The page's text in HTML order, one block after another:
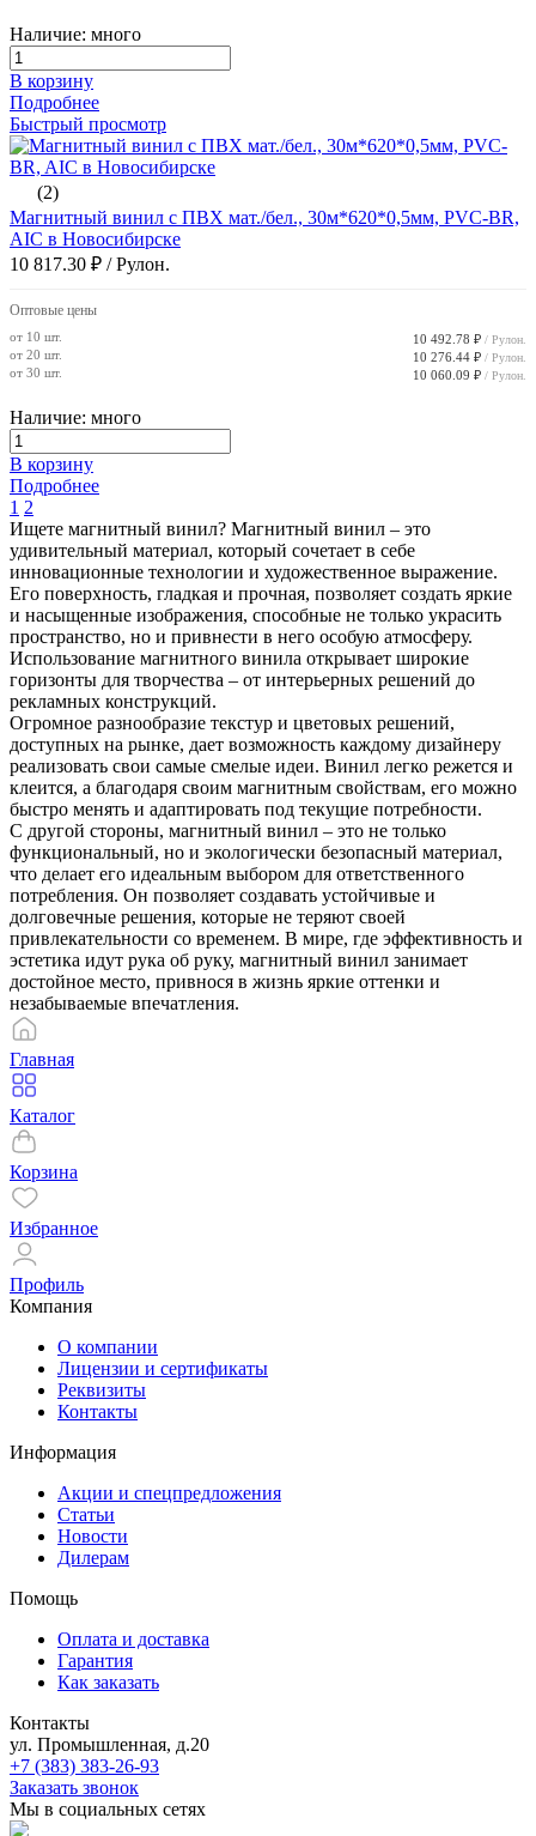
Наличие: много
В корзину
Подробнее
Быстрый просмотр
(2)
Магнитный винил с ПВХ мат./бел., 30м*620*0,5мм, PVC-BR,
AIC в Новосибирске
10 817.30 ₽ / Рулон.
Оптовые цены
от 10 шт. 10 492.78 ₽ / Рулон.
от 20 шт. 10 276.44 ₽ / Рулон.
от 30 шт. 10 060.09 ₽ / Рулон.
Наличие: много
В корзину
Подробнее
1 2
Ищете магнитный винил? Магнитный винил – это
удивительный материал, который сочетает в себе
инновационные технологии и художественное выражение.
Его поверхность, гладкая и прочная, позволяет создать яркие
и насыщенные изображения, способные не только украсить
пространство, но и привнести в него особую атмосферу.
Использование магнитного винила открывает широкие
горизонты для творчества – от интерьерных решений до
рекламных конструкций.
Огромное разнообразие текстур и цветовых решений,
доступных на рынке, дает возможность каждому дизайнеру
реализовать свои самые смелые идеи. Винил легко режется и
клеится, а благодаря своим магнитным свойствам, его можно
быстро менять и адаптировать под текущие потребности.
С другой стороны, магнитный винил – это не только
функциональный, но и экологически безопасный материал,
что делает его идеальным выбором для ответственного
потребления. Он позволяет создавать устойчивые и
долговечные решения, которые не теряют своей
привлекательности со временем. В мире, где эффективность и
эстетика идут рука об руку, магнитный винил занимает
достойное место, привнося в жизнь яркие оттенки и
незабываемые впечатления.
Главная
Каталог
Корзина
Избранное
Профиль
Компания
О компании
Лицензии и сертификаты
Реквизиты
Контакты
Информация
Акции и спецпредложения
Статьи
Новости
Дилерам
Помощь
Оплата и доставка
Гарантия
Как заказать
Контакты
ул. Промышленная, д.20
+7 (383) 383-26-93
Заказать звонок
Мы в социальных сетях